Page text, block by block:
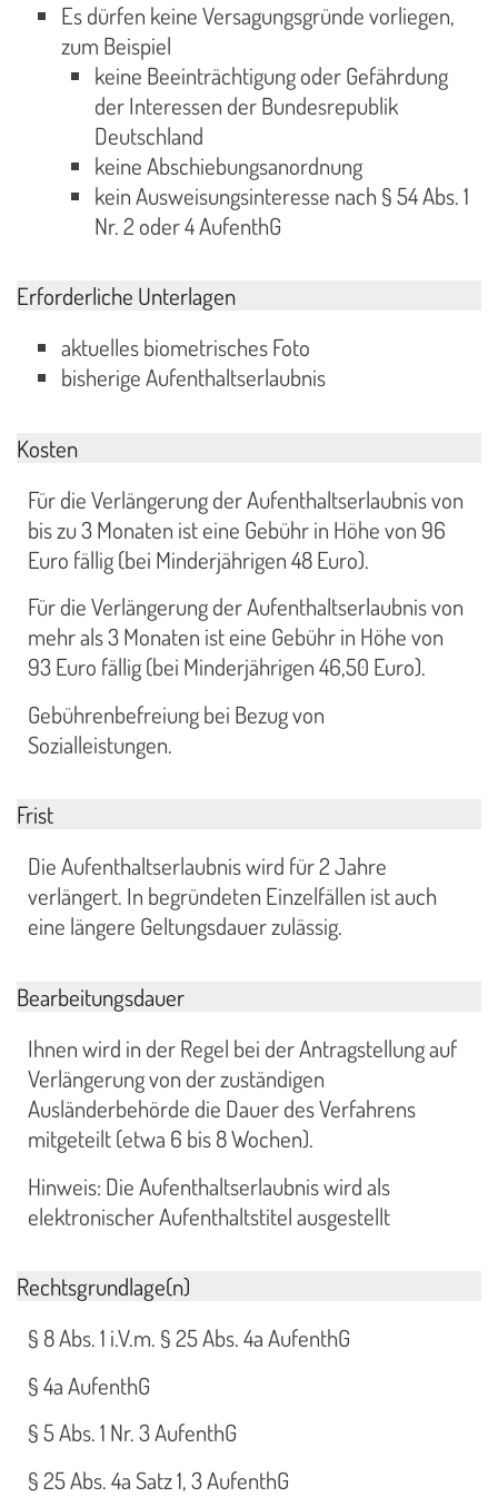
Es dürfen keine Versagungsgründe vorliegen,
zum Beispiel
keine Beeinträchtigung oder Gefährdung
der Interessen der Bundesrepublik
Deutschland
keine Abschiebungsanordnung
kein Ausweisungsinteresse nach § 54 Abs. 1
Nr. 2 oder 4 AufenthG
Erforderliche Unterlagen
aktuelles biometrisches Foto
bisherige Aufenthaltserlaubnis
Kosten
Für die Verlängerung der Aufenthaltserlaubnis von
bis zu 3 Monaten ist eine Gebühr in Höhe von 96
Euro fällig (bei Minderjährigen 48 Euro).
Für die Verlängerung der Aufenthaltserlaubnis von
mehr als 3 Monaten ist eine Gebühr in Höhe von
93 Euro fällig (bei Minderjährigen 46,50 Euro).
Gebührenbefreiung bei Bezug von
Sozialleistungen.
Frist
Die Aufenthaltserlaubnis wird für 2 Jahre
verlängert. In begründeten Einzelfällen ist auch
eine längere Geltungsdauer zulässig.
Bearbeitungsdauer
Ihnen wird in der Regel bei der Antragstellung auf
Verlängerung von der zuständigen
Ausländerbehörde die Dauer des Verfahrens
mitgeteilt (etwa 6 bis 8 Wochen).
Hinweis: Die Aufenthaltserlaubnis wird als
elektronischer Aufenthaltstitel ausgestellt
Rechtsgrundlage(n)
§ 8 Abs. 1 i.V.m. § 25 Abs. 4a AufenthG
§ 4a AufenthG
§ 5 Abs. 1 Nr. 3 AufenthG
§ 25 Abs. 4a Satz 1, 3 AufenthG